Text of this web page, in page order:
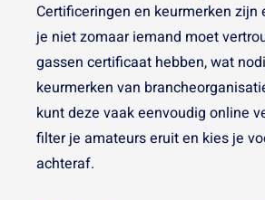
Certificeringen en keurmerken
je niet zomaar iemand moet
gassen certificaat hebben, wat
keurmerken van
kunt deze vaak eenvoudig online
filter je amateurs eruit en kies je
achteraf.